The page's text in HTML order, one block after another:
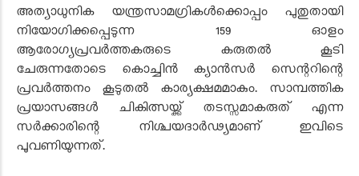
അത്യാധുനിക യന്ത്രസാമഗ്രികൾക്കൊപ്പം പുതുതായി
നിയോഗിക്കപ്പെടുന്ന 159 ഓളം
ആരോഗ്യപ്രവർത്തകരുടെ കരുതൽ കൂടി
ചേരുന്നതോടെ കൊച്ചിൻ ക്യാൻസർ സെന്ററിന്റെ
പ്രവർത്തനം കൂടുതൽ കാര്യക്ഷമമാകും. സാമ്പത്തിക
പ്രയാസങ്ങൾ ചികിത്സയ്ക്ക് തടസ്സമാകരുത് എന്ന
സർക്കാരിന്റെ നിശ്ചയദാർഢ്യമാണ് ഇവിടെ
പൂവണിയുന്നത്.